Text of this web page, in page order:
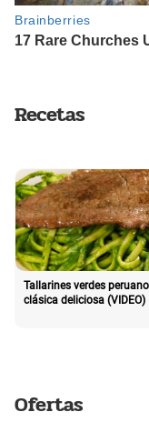
Recetas
Tallarines verdes
clásica deliciosa (VIDEO)
Ofertas